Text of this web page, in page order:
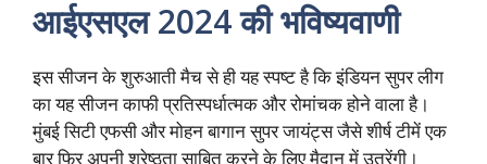
आईएसएल 2024 की भविष्यवाणी
इस सीजन के शुरुआती मैच से ही यह स्पष्ट है कि इंडियन सुपर लीग
का यह सीजन काफी प्रतिस्पर्धात्मक और रोमांचक होने वाला है।
मुंबई सिटी एफसी और मोहन बागान सुपर जायंट्स जैसे शीर्ष टीमें एक
बार फिर अपनी श्रेष्ठता साबित करने के लिए मैदान में उतरेंगी।